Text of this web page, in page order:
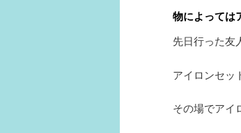
物によっては
先日行った友
アイロンセッ
その場でアイ